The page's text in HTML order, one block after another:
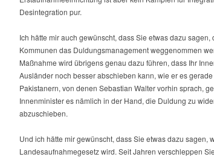
Desintegration pur.
Ich hätte mir auch gewünscht, dass Sie etwas dazu sagen,
Kommunen das Duldungsmanagement weggenommen
Maßnahme wird übrigens genau dazu führen, dass Ihr
Ausländer noch besser abschieben kann, wie er es
Pakistanern, von denen Sebastian Walter vorhin sprach,
Innenminister es nämlich in der Hand, die Duldung zu
abzuschieben.
Und ich hätte mir gewünscht, dass Sie etwas dazu sagen,
Landesaufnahmegesetz wird. Seit Jahren verschleppen